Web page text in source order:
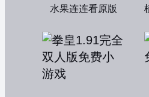
水果连连看原版